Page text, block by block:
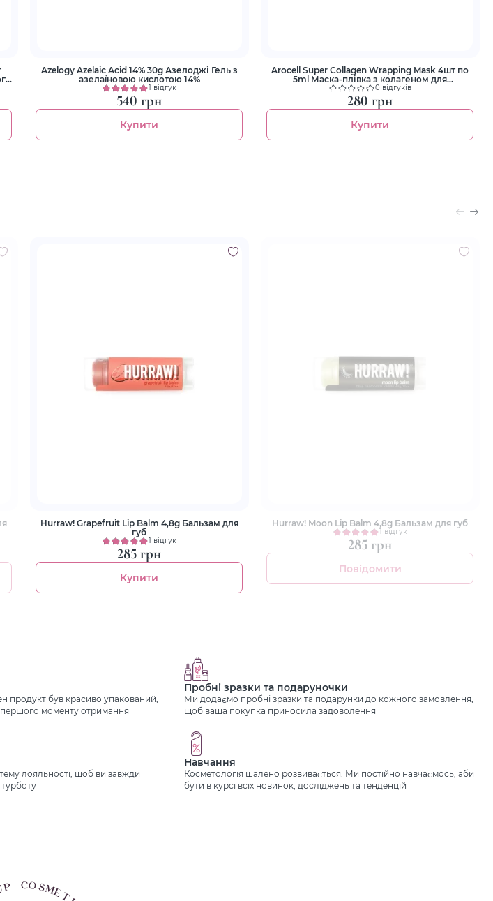
Azelogy Azelaic Acid 14% 30g Азелоджі Гель з
азелаїновою кислотою 14%
1 відгук
540 грн
Купити
Arocell Super Collagen Wrapping Mask 4шт по
5ml Маска-плівка з колагеном для
зволоження та ліфтингу
0 відгуків
280 грн
Купити
Hurraw! Grapefruit Lip Balm 4,8g Бальзам для
губ
1 відгук
285 грн
Купити
Hurraw! Moon Lip Balm 4,8g Бальзам для губ
1 відгук
285 грн
Повідомити
був красиво упакований,
першого моменту отримання
Пробні зразки та подаруночки
Ми додаємо пробні зразки та подарунки до кожного замовлення,
щоб ваша покупка приносила задоволення
лояльності, щоб ви завжди
турботу
Навчання
Косметологія шалено розвивається. Ми постійно навчаємось, аби
бути в курсі всіх новинок, досліджень та тенденцій